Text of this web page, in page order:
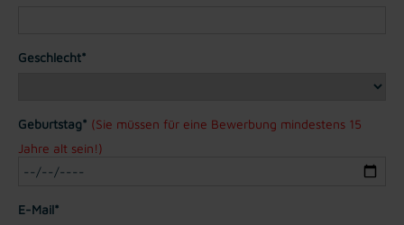
Geschlecht*
Geburtstag* (Sie müssen für eine Bewerbung mindestens 15
Jahre alt sein!)
E-Mail*